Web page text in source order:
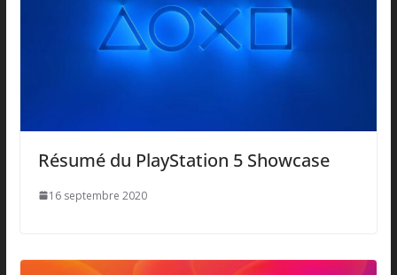
Résumé du PlayStation 5 Showcase
16 septembre 2020